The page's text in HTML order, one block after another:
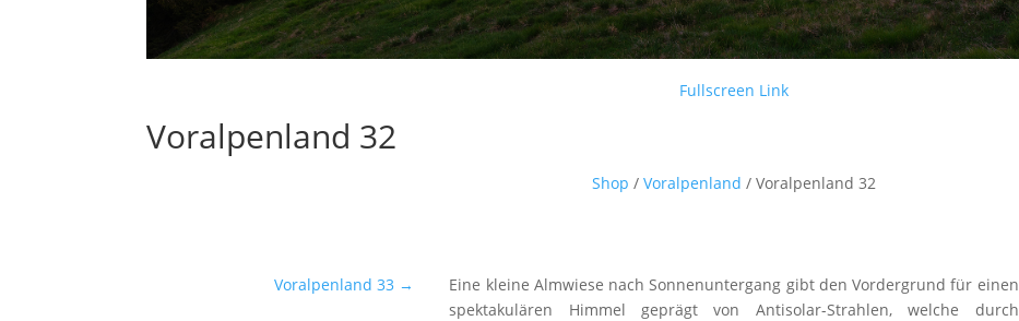
Fullscreen Link
Voralpenland 32
Shop / Voralpenland / Voralpenland 32
Voralpenland 33 →
Eine kleine Almwiese nach Sonnenuntergang gibt den Vordergrund für einen
spektakulären Himmel geprägt von Antisolar-Strahlen, welche durch